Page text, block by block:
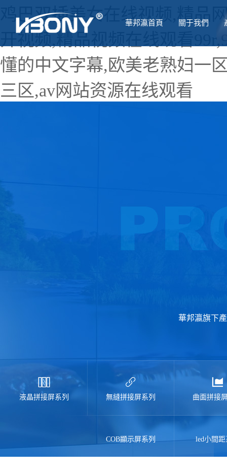
鸡巴双插美女在线视频,精品
开视频,精品视频在线观看
懂的中文字幕,欧美老熟妇一
三区,av网站资源在线观看
華邦瀛首頁 關于我們
華邦瀛旗下
液晶拼接屏系列 無縫拼接屏系列 曲面拼接
COB顯示屏系列 led小間距